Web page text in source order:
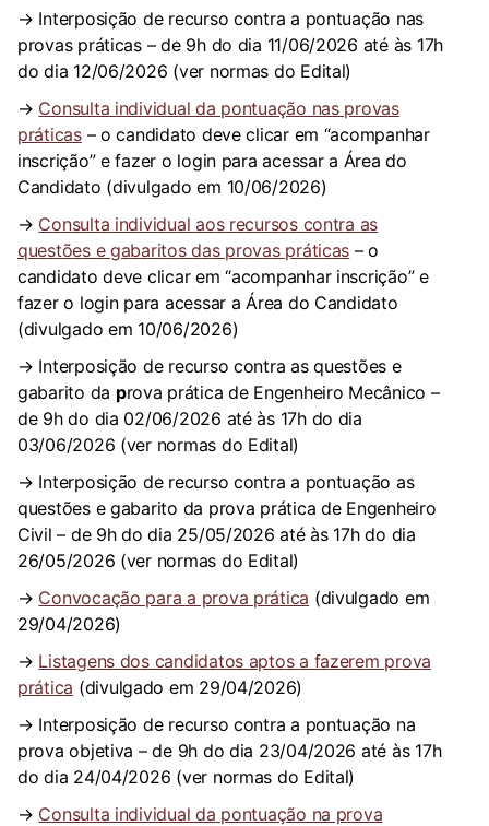
→ Interposição de recurso contra a pontuação nas
provas práticas – de 9h do dia 11/06/2026 até às 17h
do dia 12/06/2026 (ver normas do Edital)
→ Consulta individual da pontuação nas provas
práticas– o candidato deve clicar em “acompanhar
inscrição” e fazer o login para acessar a Área do
Candidato (divulgado em 10/06/2026)
→ Consulta individual aos recursos contra as
questões e gabaritos das provas práticas – o
candidato deve clicar em “acompanhar inscrição” e
fazer o login para acessar a Área do Candidato
(divulgado em 10/06/2026)
→ Interposição de recurso contra as questões e
gabarito da prova prática de Engenheiro Mecânico –
de 9h do dia 02/06/2026 até às 17h do dia
03/06/2026 (ver normas do Edital)
→ Interposição de recurso contra a pontuação as
questões e gabarito da prova prática de Engenheiro
Civil – de 9h do dia 25/05/2026 até às 17h do dia
26/05/2026 (ver normas do Edital)
→ Convocação para a prova prática (divulgado em
29/04/2026)
→ Listagens dos candidatos aptos a fazerem prova
prática (divulgado em 29/04/2026)
→ Interposição de recurso contra a pontuação na
prova objetiva – de 9h do dia 23/04/2026 até às 17h
do dia 24/04/2026 (ver normas do Edital)
→ Consulta individual da pontuação na prova